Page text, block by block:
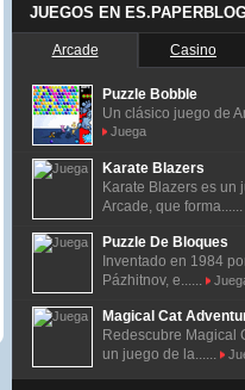
JUEGOS EN
Arcade Casino
Puzzle Bobble
Un clásico juego de
Juega
Karate Blazers
Karate Blazers es un
Arcade, que forma......
Puzzle De Bloques
Inventado en 1984
Pázhitnov, e......
Magical Cat
Redescubre Magical
un juego de la......